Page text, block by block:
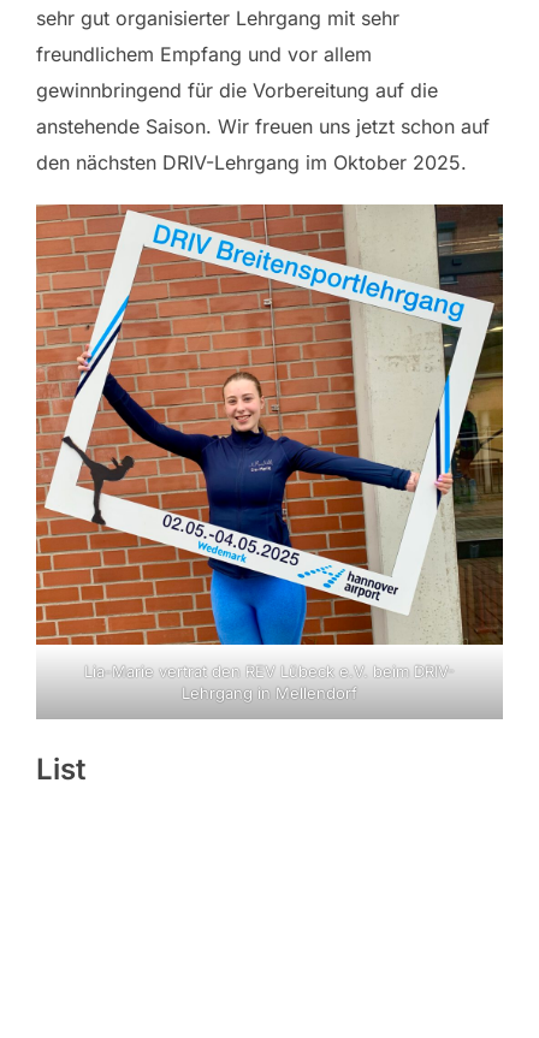
sehr gut organisierter Lehrgang mit sehr
freundlichem Empfang und vor allem
gewinnbringend für die Vorbereitung auf die
anstehende Saison. Wir freuen uns jetzt schon auf
den nächsten DRIV-Lehrgang im Oktober 2025.
Lia-Marie vertrat den REV Lübeck e.V. beim DRIV-
Lehrgang in Mellendorf
List